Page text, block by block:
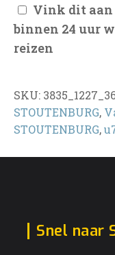
Vink dit aan
binnen 24 uur
reizen
SKU:
STOUTENBURG,
STOUTENBURG,
Snel naar